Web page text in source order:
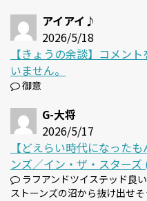
アイアイ♪
2026/5/18
【きょうの余談】コメン
いません。
御意
G-大将
2026/5/17
【どえらい時代になった
ンズ／イン・ザ・スターズ
ラフアンドツイステッド良
ストーンズの沼から抜け出せ